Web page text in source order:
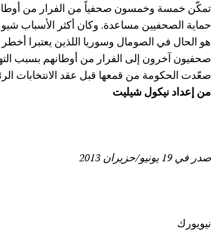
تمكّن خمسة وخمسون صحفياً من الفرار من
حماية الصحفيين مساعدة. وكان أكثر الأسباب
هو الحال في الصومال وسوريا اللذين يعتبرا
صحفيون آخرون إلى الفرار من أوطانهم بسبب
صعّدت الحكومة من قمعها قبل عقد الانتخابات
من إعداد نيكول شيليت
صدر في 19 يونيو/حزيران 2013
نيويورك